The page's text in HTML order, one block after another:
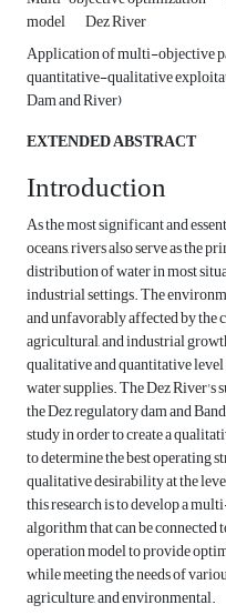
model
Dez River
Application of multi-objective
quantitative-qualitative
Dam and River)
EXTENDED ABSTRACT
Introduction
As the most significant and
oceans, rivers also serve as the
distribution of water in most
industrial settings. The
and unfavorably affected by the
agricultural, and industrial
qualitative and quantitative
water supplies. The Dez River's
the Dez regulatory dam and
study in order to create a
to determine the best operating
qualitative desirability at the
this research is to develop a
algorithm that can be
operation model to provide
while meeting the needs of
agriculture, and environmental.